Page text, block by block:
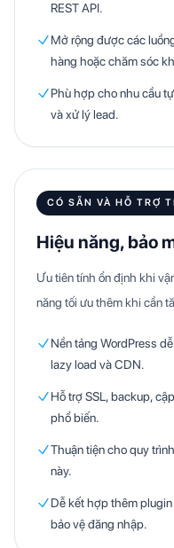
REST API.
Mở rộng được các
hàng hoặc chăm sóc
Phù hợp cho nhu cầu
và xử lý lead.
CÓ SẴN VÀ HỖ TRỢ
Hiệu năng, bảo
Ưu tiên tính ổn định khi
năng tối ưu thêm khi cần
Nền tảng WordPress
lazy load và CDN.
Hỗ trợ SSL, backup,
phổ biến.
Thuận tiện cho quy
này.
Dễ kết hợp thêm
bảo vệ đăng nhập.